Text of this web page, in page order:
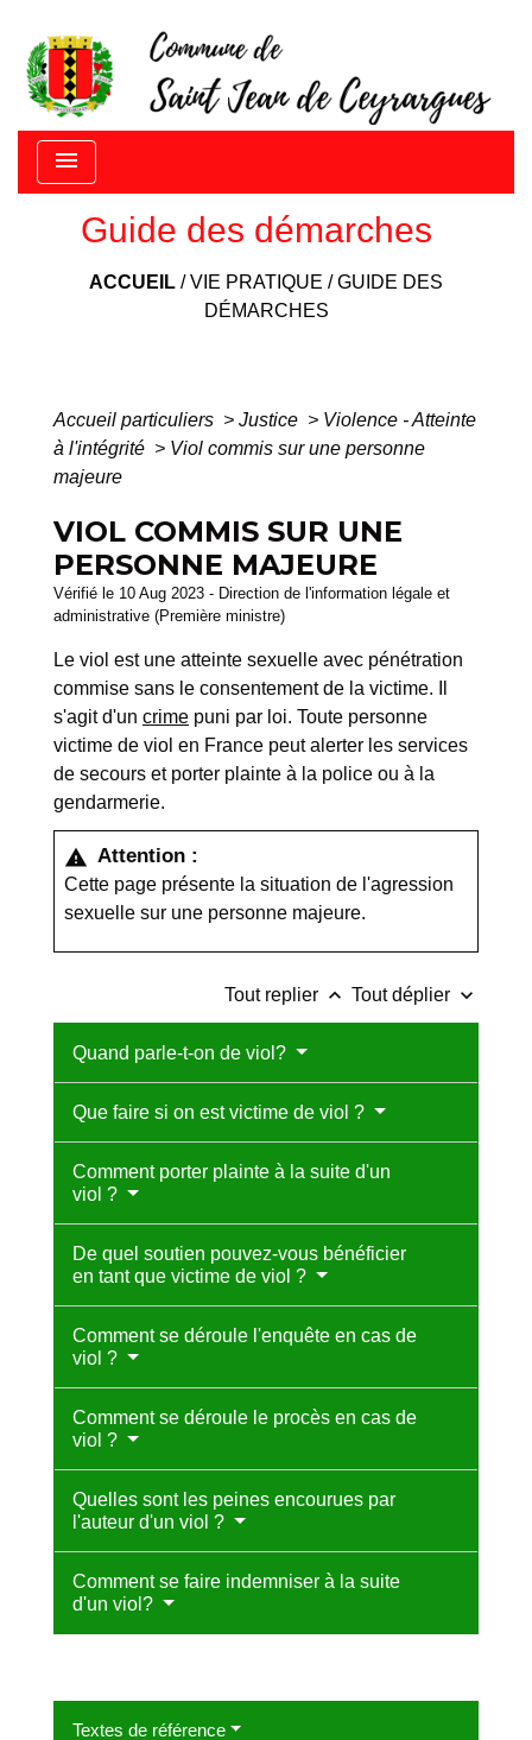
menu
Guide des démarches
ACCUEIL /VIE PRATIQUE /GUIDE DES
DÉMARCHES
Accueil particuliers > Justice > Violence - Atteinte
à l'intégrité > Viol commis sur une personne
majeure
VIOL COMMIS SUR UNE
PERSONNE MAJEURE
Vérifié le 10 Aug 2023 - Direction de l'information légale et
administrative (Première ministre)
Le viol est une atteinte sexuelle avec pénétration
commise sans le consentement de la victime. Il
s'agit d'un crime puni par loi. Toute personne
victime de viol en France peut alerter les services
de secours et porter plainte à la police ou à la
gendarmerie.
warning Attention :
Cette page présente la situation de l'agression
sexuelle sur une personne majeure.
Tout replier keyboard_arrow_up Tout déplier keyboard_arrow_down
Quand parle-t-on de viol?
Que faire si on est victime de viol ?
Comment porter plainte à la suite d'un
viol ?
De quel soutien pouvez-vous bénéficier
en tant que victime de viol ?
Comment se déroule l'enquête en cas de
viol ?
Comment se déroule le procès en cas de
viol ?
Quelles sont les peines encourues par
l'auteur d'un viol ?
Comment se faire indemniser à la suite
d'un viol?
Textes de référence